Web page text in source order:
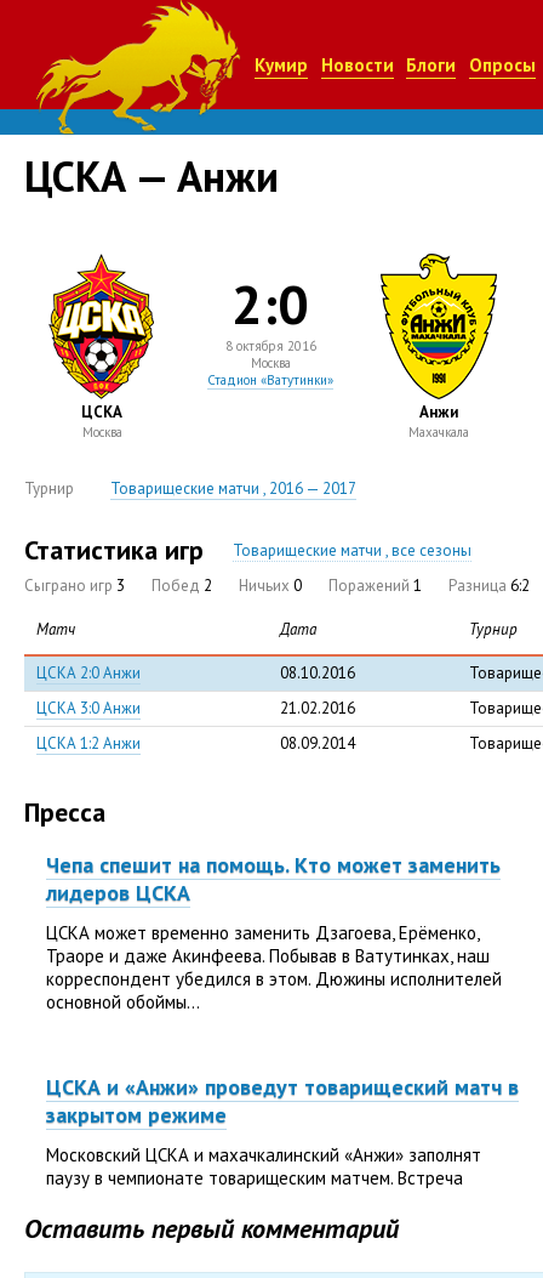
Кумир Новости Блоги Опросы
ЦСКА — Анжи
ЦСКА
Москва
2:0
8 октября 2016
Москва
Стадион «Ватутинки»
Анжи
Махачкала
Турнир Товарищеские матчи , 2016 — 2017
Статистика игр
Товарищеские матчи , все сезоны
Сыграно игр 3 Побед 2 Ничьих 0 Поражений 1 Разница 6:2
Матч Дата Турнир
ЦСКА 2:0 Анжи 08.10.2016
ЦСКА 3:0 Анжи
21.02.2016
ЦСКА 1:2 Анжи
08.09.2014
Пресса
Чепа спешит на помощь. Кто может заменить
лидеров ЦСКА
ЦСКА может временно заменить Дзагоева, Ерёменко,
Траоре и даже Акинфеева. Побывав в Ватутинках, наш
корреспондент убедился в этом. Дюжины исполнителей
основной обоймы...
ЦСКА и «Анжи» проведут товарищеский матч в
закрытом режиме
Московский ЦСКА и махачкалинский «Анжи» заполнят
паузу в чемпионате товарищеским матчем. Встреча
режиме....
Оставить первый комментарий